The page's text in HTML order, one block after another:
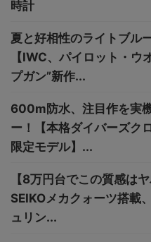
時計
夏と好相性のライトブル
【IWC、パイロット・ウ
プガン”新作...
600m防水、注目作を実
ー！【本格ダイバーズク
限定モデル】...
【8万円台でこの質感はヤ
SEIKOメカクォーツ搭載
ュリン...